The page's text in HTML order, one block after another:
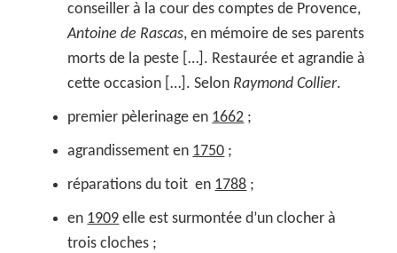
conseiller à la cour des comptes de Provence,
Antoine de Rascas, en mémoire de ses parents
morts de la peste […]. Restaurée et agrandie à
cette occasion […]. Selon Raymond Collier.
premier pèlerinage en 1662 ;
agrandissement en 1750 ;
réparations du toit en 1788 ;
en 1909 elle est surmontée d’un clocher à
trois cloches ;